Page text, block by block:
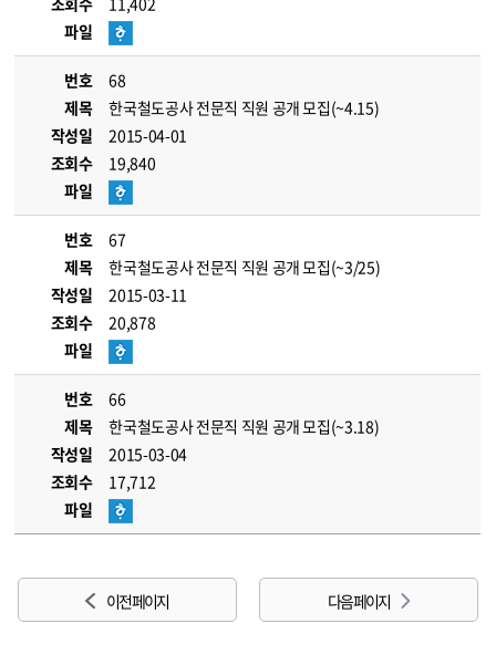
파일
번호
68
제목
한국철도공사 전문직 직원 공개 모집(~4.15)
작성일
2015-04-01
조회수
19,840
파일
번호
67
제목
한국철도공사 전문직 직원 공개 모집(~3/25)
작성일
2015-03-11
조회수
20,878
파일
번호
66
제목
한국철도공사 전문직 직원 공개 모집(~3.18)
작성일
2015-03-04
조회수
17,712
파일
이전 페이지 다음 페이지